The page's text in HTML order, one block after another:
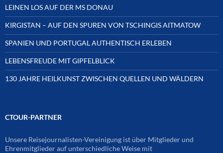
LEINEN LOS AUF DER MS DONAU
KIRGISTAN – AUF DEN SPUREN VON TSCHINGIS AITMATOW
SPANIEN UND PORTUGAL AUTHENTISCH ERLEBEN
LEBENSFREUDE MIT GIPFELBLICK
130 JAHRE HEILKUNST ZWISCHEN QUELLEN UND WÄLDERN
CTOUR-PARTNER
Unsere Reisejournalisten-Vereinigung ist über Mitglieder und
Ehrenmitglieder auf unterschiedliche Weise mit